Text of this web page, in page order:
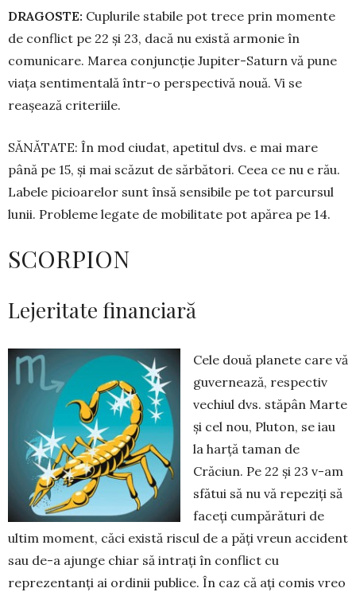
DRAGOSTE: Cuplurile stabile pot trece prin momente
de conflict pe 22 și 23, dacă nu există armonie în
comunicare. Marea con­juncție Jupiter-Saturn vă pune
viața sentimentală într-o perspectivă nouă. Vi se
reașează criteriile.
SĂNĂTATE: În mod ciudat, apetitul dvs. e mai mare
până pe 15, și mai scăzut de sărbători. Ceea ce nu e rău.
Labele picioarelor sunt însă sensibile pe tot parcursul
lunii. Probleme legate de mobilitate pot apărea pe 14.
SCORPION
Lejeritate financiară
Cele două planete care vă
guvernează, res­pectiv
vechiul dvs. stăpân Marte
și cel nou, Pluton, se iau
la harță taman de
Crăciun. Pe 22 și 23 v-am
sfătui să nu vă repeziți să
faceți cum­pă­rături de
ultim moment, căci există riscul de a păți vreun accident
sau de-a ajunge chiar să intrați în con­flict cu
reprezentanți ai ordinii pu­blice. În caz că ați comis vreo